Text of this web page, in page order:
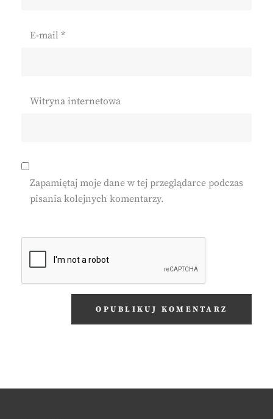
E-mail *
Witryna internetowa
Zapamiętaj moje dane w tej przeglądarce podczas
pisania kolejnych komentarzy.